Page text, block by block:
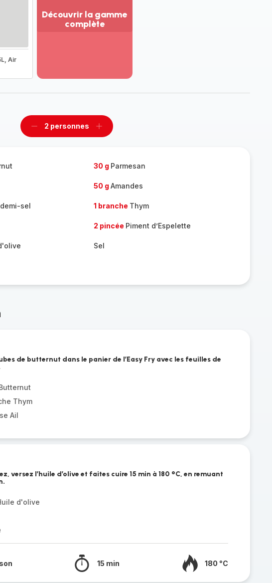
Air
Découvrir la gamme
complète
complète
Supprimer
2 personnes
Ajouter
30 g Parmesan
50 g Amandes
sel 1 branche Thym
2 pincée Piment d’Espelette
Sel
de butternut dans le panier de l’Easy Fry avec les feuilles de
Thym
Ail
versez l’huile d’olive et faites cuire 15 min à 180 °C, en remuant
d'olive
15 min 180 °C